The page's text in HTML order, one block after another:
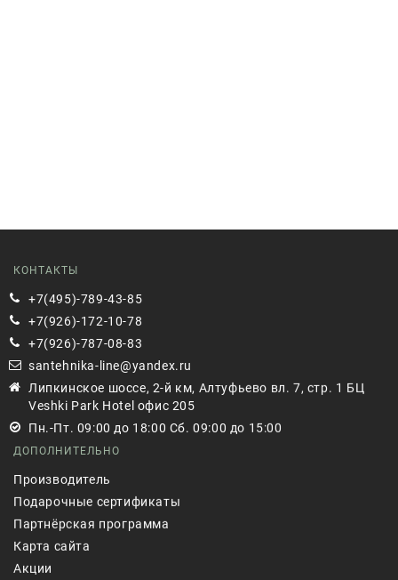
КОНТАКТЫ
+7(495)-789-43-85
+7(926)-172-10-78
+7(926)-787-08-83
santehnika-line@yandex.ru
Липкинское шоссе, 2-й км, Алтуфьево вл. 7, стр. 1 БЦ
Veshki Park Hotel офис 205
Пн.-Пт. 09:00 до 18:00 Сб. 09:00 до 15:00
ДОПОЛНИТЕЛЬНО
Производитель
Подарочные сертификаты
Партнёрская программа
Карта сайта
Акции